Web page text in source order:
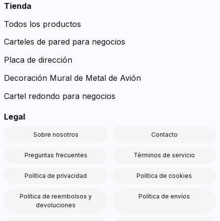
Tienda
Todos los productos
Carteles de pared para negocios
Placa de dirección
Decoración Mural de Metal de Avión
Cartel redondo para negocios
Legal
Sobre nosotros Contacto
Preguntas frecuentes Términos de servicio
Política de privacidad Política de cookies
Política de reembolsos y
devoluciones
Política de envíos